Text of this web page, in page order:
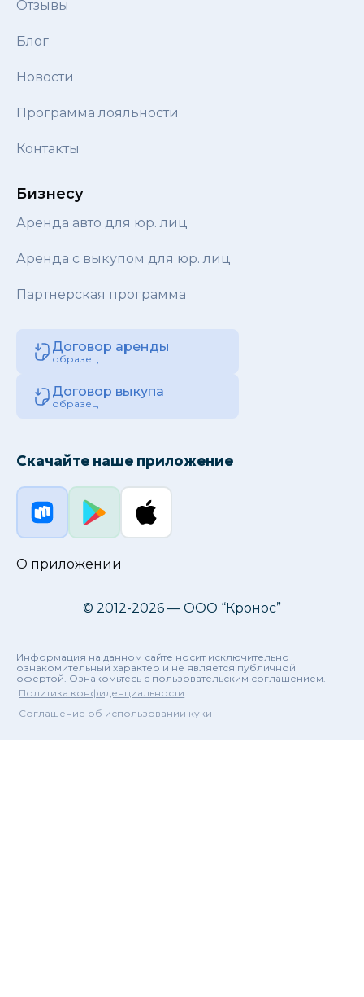
Отзывы
Блог
Новости
Программа лояльности
Контакты
Бизнесу
Аренда авто для юр. лиц
Аренда с выкупом для юр. лиц
Партнерская программа
Договор аренды
образец
Договор выкупа
образец
Скачайте наше приложение
О приложении
© 2012-2026 — ООО “Кронос”
Информация на данном сайте носит исключительно
ознакомительный характер и не является публичной
офертой. Ознакомьтесь с пользовательским соглашением.
Политика конфиденциальности
Соглашение об использовании куки